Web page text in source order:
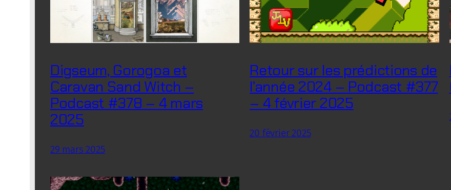
Digseum, Gorogoa et
Caravan Sand Witch –
Podcast #378 – 4 mars
2025
29 mars 2025
Retour sur les prédictions de
l’année 2024 – Podcast #377
– 4 février 2025
20 février 2025